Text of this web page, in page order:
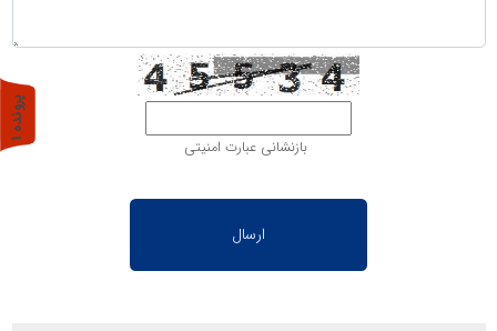
بازنشانی عبارت امنیتی
پ
ر
و
ن
د
ه
1